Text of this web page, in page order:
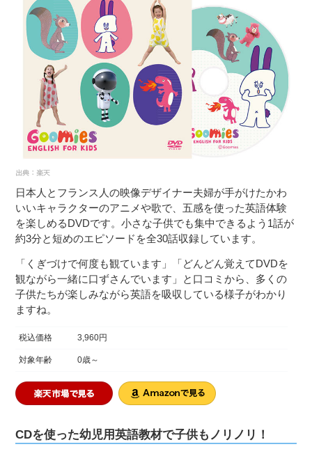
日本人とフランス人の映像デザイナー夫婦が手がけたかわ
いいキャラクターのアニメや歌で、五感を使った英語体験
を楽しめるDVDです。小さな子供でも集中できるよう1話が
約3分と短めのエピソードを全30話収録しています。
「くぎづけで何度も観ています」「どんどん覚えてDVDを
観ながら一緒に口ずさんでいます」と口コミから、多くの
子供たちが楽しみながら英語を吸収している様子がわかり
ますね。
税込価格 3,960円
対象年齢 0歳～
CDを使った幼児用英語教材で子供もノリノリ！